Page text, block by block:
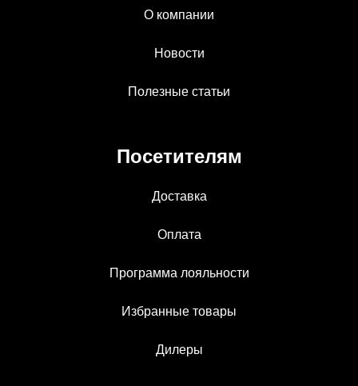
О компании
Новости
Полезные статьи
Посетителям
Доставка
Оплата
Программа лояльности
Избранные товары
Дилеры